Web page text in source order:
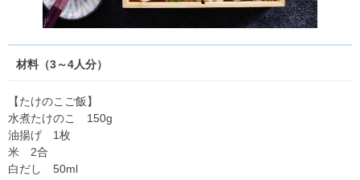
材料（3～4人分）
【たけのこご飯】
水煮たけのこ 150g
油揚げ 1枚
米 2合
白だし 50ml